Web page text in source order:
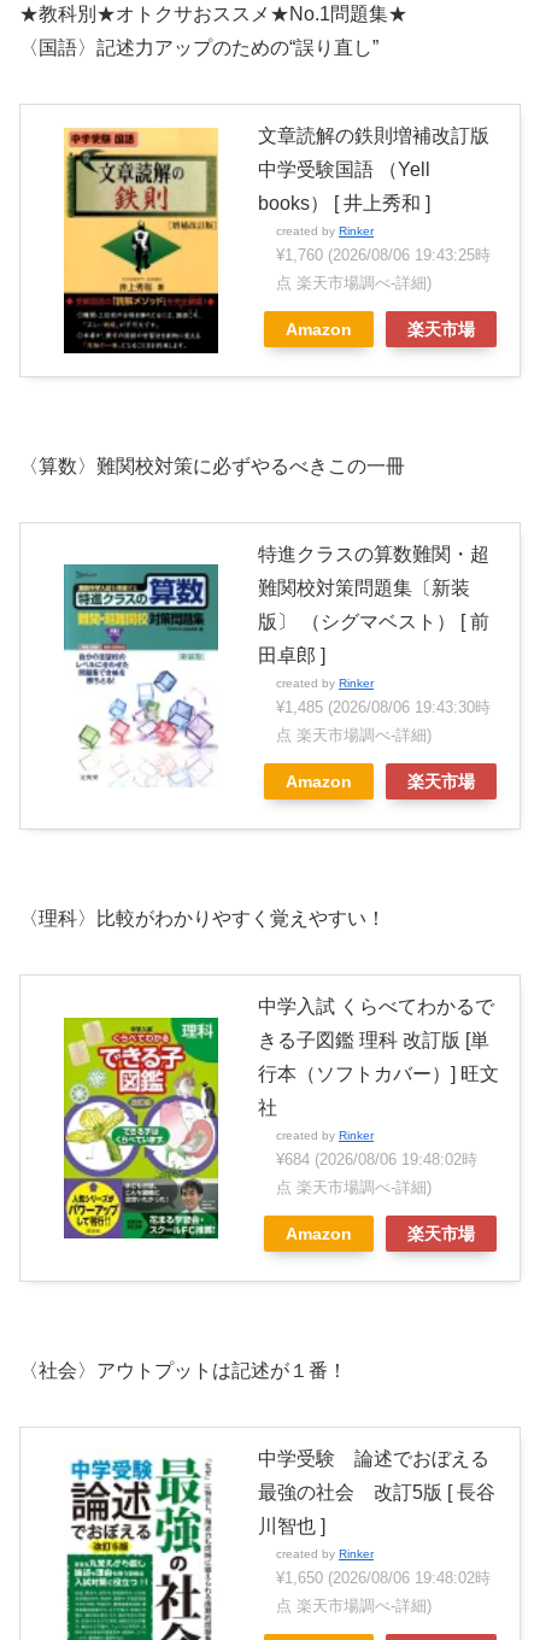
★教科別★オトクサおススメ★No.1問題集★
〈国語〉記述力アップのための“誤り直し”
文章読解の鉄則増補改訂版
中学受験国語 （Yell
books） [ 井上秀和 ]
created by Rinker
¥1,760 (2026/08/06 19:43:25時
点 楽天市場調べ-詳細)
Amazon 楽天市場
〈算数〉難関校対策に必ずやるべきこの一冊
特進クラスの算数難関・超
難関校対策問題集〔新装
版〕 （シグマベスト） [ 前
田卓郎 ]
created by Rinker
¥1,485 (2026/08/06 19:43:30時
点 楽天市場調べ-詳細)
Amazon 楽天市場
〈理科〉比較がわかりやすく覚えやすい！
中学入試 くらべてわかるで
きる子図鑑 理科 改訂版 [単
行本（ソフトカバー）] 旺文
社
created by Rinker
¥684 (2026/08/06 19:48:02時
点 楽天市場調べ-詳細)
Amazon 楽天市場
〈社会〉アウトプットは記述が１番！
中学受験 論述でおぼえる
最強の社会 改訂5版 [ 長谷
川智也 ]
created by Rinker
¥1,650 (2026/08/06 19:48:02時
点 楽天市場調べ-詳細)